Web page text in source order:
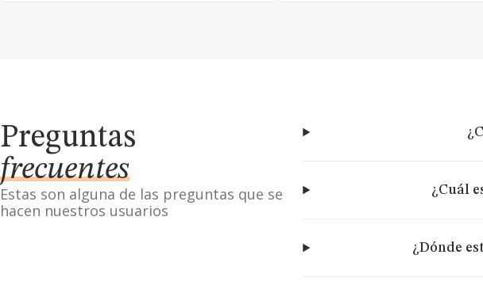
Preguntas
frecuentes
Estas son alguna de las preguntas que se
hacen nuestros usuarios
¿Cuál
¿Dónde